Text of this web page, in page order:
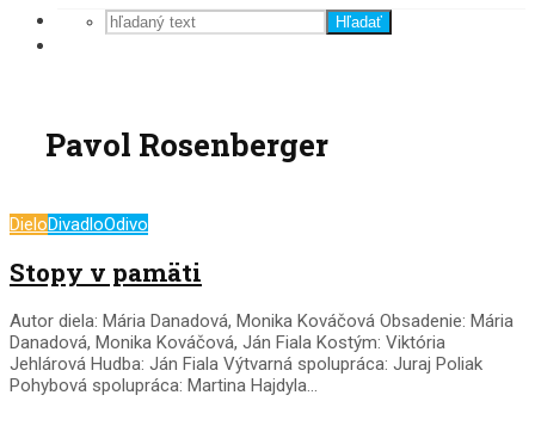
Hľadať
Pavol Rosenberger
DieloDivadloOdivo
Stopy v pamäti
Autor diela: Mária Danadová, Monika Kováčová Obsadenie: Mária
Danadová, Monika Kováčová, Ján Fiala Kostým: Viktória
Jehlárová Hudba: Ján Fiala Výtvarná spolupráca: Juraj Poliak
Pohybová spolupráca: Martina Hajdyla...